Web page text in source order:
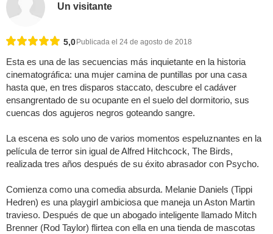
Un visitante
5,0 Publicada el 24 de agosto de 2018
Esta es una de las secuencias más inquietante en la historia
cinematográfica: una mujer camina de puntillas por una casa
hasta que, en tres disparos staccato, descubre el cadáver
ensangrentado de su ocupante en el suelo del dormitorio, sus
cuencas dos agujeros negros goteando sangre.
La escena es solo uno de varios momentos espeluznantes en la
película de terror sin igual de Alfred Hitchcock, The Birds,
realizada tres años después de su éxito abrasador con Psycho.
Comienza como una comedia absurda. Melanie Daniels (Tippi
Hedren) es una playgirl ambiciosa que maneja un Aston Martin
travieso. Después de que un abogado inteligente llamado Mitch
Brenner (Rod Taylor) flirtea con ella en una tienda de mascotas